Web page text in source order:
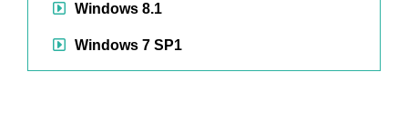
Windows 8.1
Windows 7 SP1